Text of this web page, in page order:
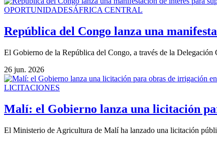
OPORTUNIDADESÁFRICA CENTRAL
República del Congo lanza una
El Gobierno de la República del Congo, a través de la
26 jun. 2026
LICITACIONES
Malí: el Gobierno lanza una licitación
El Ministerio de Agricultura de Malí ha lanzado una licitación